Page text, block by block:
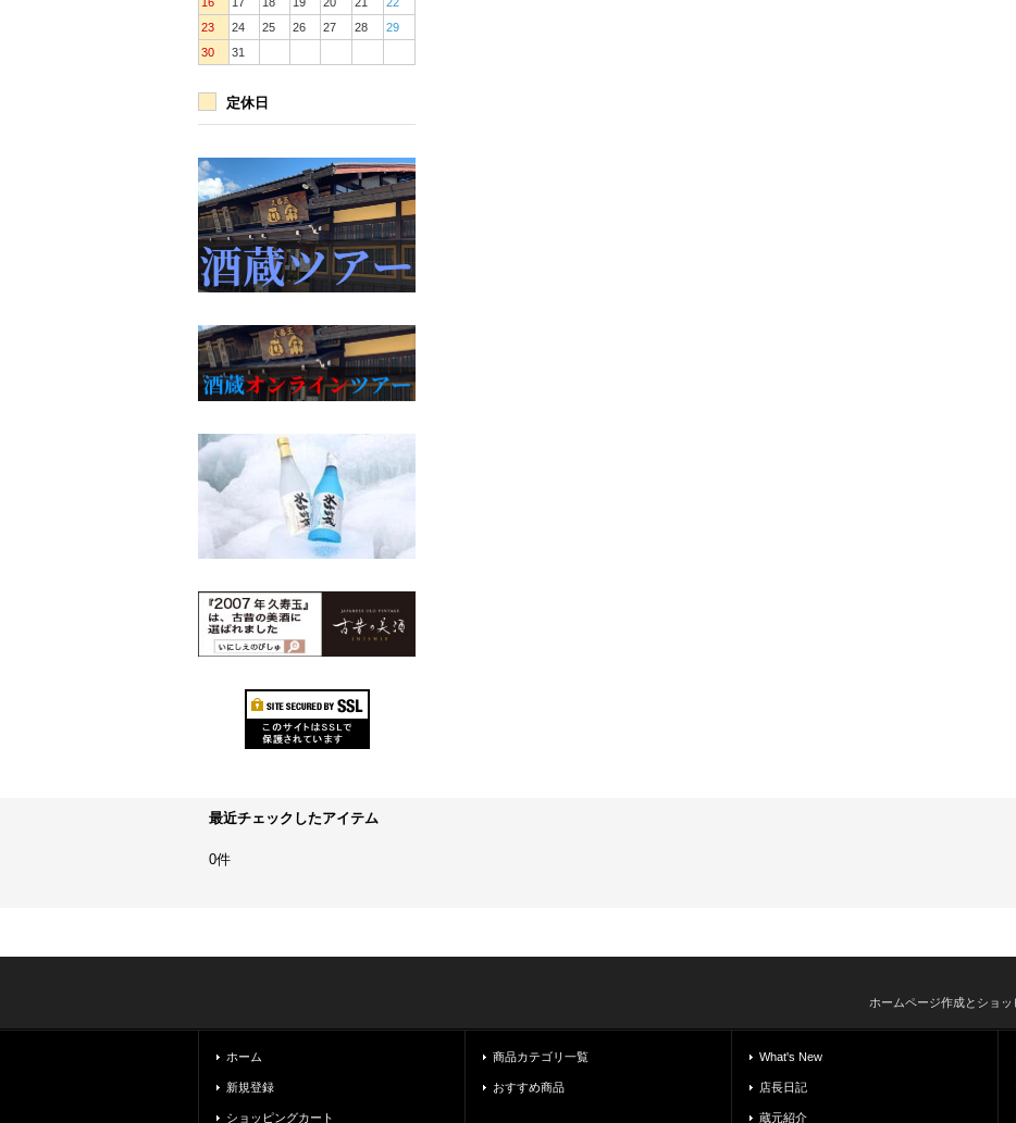
23
24 25 26 27 28
29
30
31
定休日
最近チェックしたアイテム
0件
ホームページ作成とショ
ホーム
新規登録
ショッピングカート
商品カテゴリ一覧
おすすめ商品
What's New
店長日記
蔵元紹介